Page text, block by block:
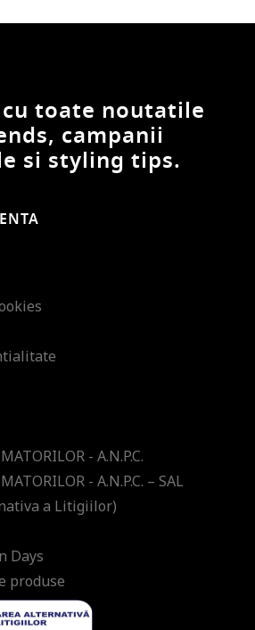
toate noutatile
campanii
si styling tips.
- A.N.P.C.
- A.N.P.C. – SAL
a Litigiilor)
Days
produse